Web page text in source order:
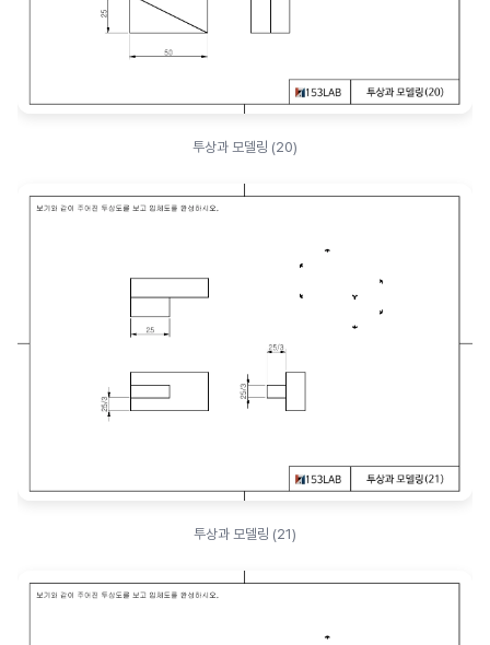
투상과 모델링 (20)
투상과 모델링 (21)